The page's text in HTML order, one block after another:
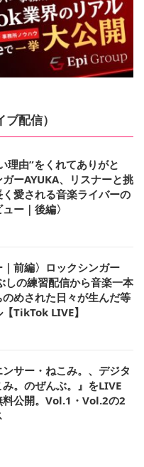
配信）
理由”をくれてありがと
ーAYUKA、リスナーと挑
愛される音楽ライバーの
ー｜後編〉
｜前編〉ロックシンガー
しの練習配信から音楽一本
めされた日々が生んだ等
TikTok LIVE】
サー・ねこみ。、デジタ
。のぜんぶ。』をLIVE
料公開。Vol.1・Vol.2の2